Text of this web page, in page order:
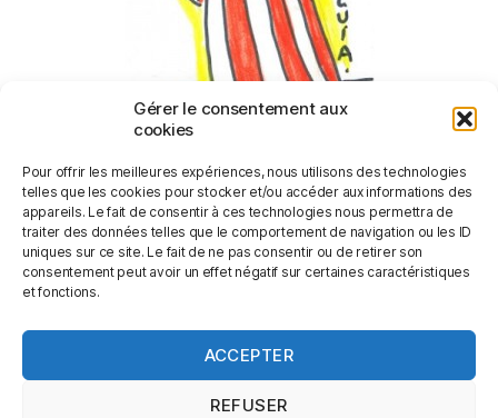
Gérer le consentement aux
cookies
Pour offrir les meilleures expériences, nous utilisons des technologies
telles que les cookies pour stocker et/ou accéder aux informations des
appareils. Le fait de consentir à ces technologies nous permettra de
traiter des données telles que le comportement de navigation ou les ID
uniques sur ce site. Le fait de ne pas consentir ou de retirer son
consentement peut avoir un effet négatif sur certaines caractéristiques
et fonctions.
ACCEPTER
REFUSER
Catégories